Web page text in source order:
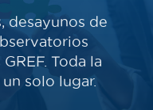
desayunos de
Toda la
solo lugar.